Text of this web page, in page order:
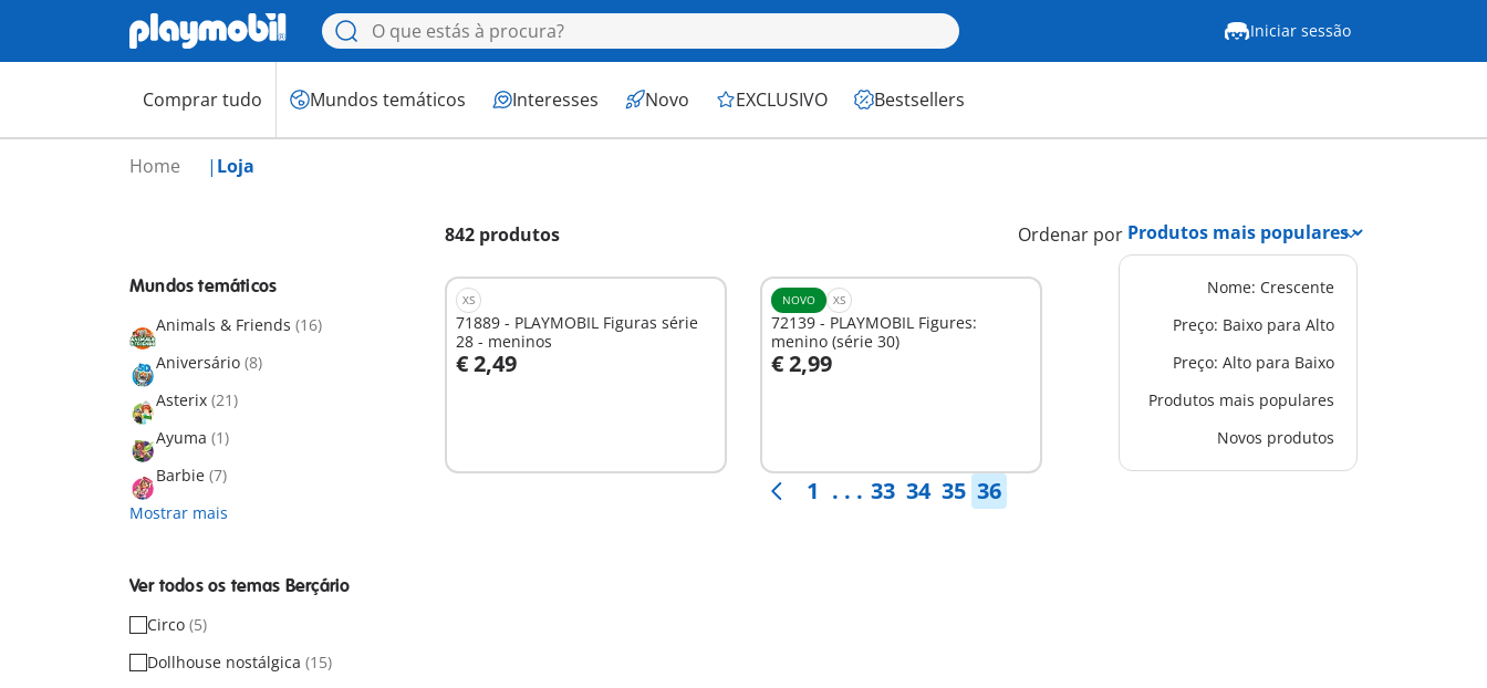
Iniciar sessão
Comprar tudo Mundos temáticos Interesses Novo EXCLUSIVO Bestsellers
Home Loja
842 produtos Ordenar por
Nome: Crescente
Preço: Baixo para Alto
Preço: Alto para Baixo
Produtos mais populares
Novos produtos
Mundos temáticos
Animals & Friends (16)
Aniversário (8)
Asterix (21)
Ayuma (1)
Barbie (7)
Mostrar mais
Ver todos os temas Berçário
Circo (5)
Dollhouse nostálgica (15)
XS
71889 - PLAYMOBIL Figuras série
28 - meninos
€ 2,49
NOVO XS
72139 - PLAYMOBIL Figures:
menino (série 30)
€ 2,99
1 . . . 33 34 35 36